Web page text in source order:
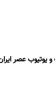
یوتیوب عصر